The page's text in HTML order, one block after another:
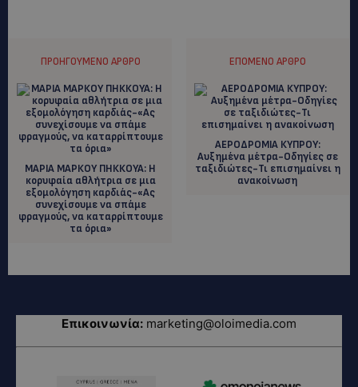
ΠΡΟΗΓΟΎΜΕΝΟ ΆΡΘΡΟ
ΜΑΡΙΑ ΜΑΡΚΟΥ ΠΗΚΚΟΥΑ: Η
κορυφαία αθλήτρια σε μια
εξομολόγηση καρδιάς-«Ας
συνεχίσουμε να σπάμε
φραγμούς, να καταρρίπτουμε
τα όρια»
ΕΠΌΜΕΝΟ ΆΡΘΡΟ
AEΡΟΔΡΟΜΙΑ ΚΥΠΡΟΥ:
Αυξημένα μέτρα-Οδηγίες σε
ταξιδιώτες-Τι επισημαίνει η
ανακοίνωση
Επικοινωνία: marketing@oloimedia.com